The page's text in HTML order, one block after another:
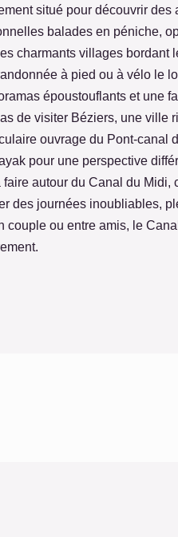
situé pour découvrir des
balades en péniche,
charmants villages bordant
à pied ou à vélo le
époustouflants et une
de visiter Béziers, une ville
ouvrage du Pont-canal
pour une perspective
autour du Canal du Midi,
des journées inoubliables,
couple ou entre amis, le